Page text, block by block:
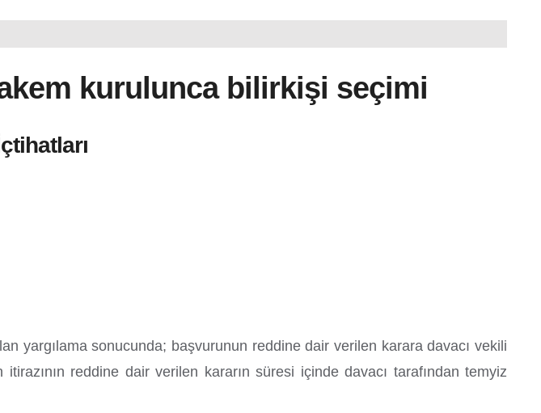
kurulunca bilirkişi seçimi
yargılama sonucunda; başvurunun reddine dair verilen karara davacı vekili
reddine dair verilen kararın süresi içinde davacı tarafından temyiz